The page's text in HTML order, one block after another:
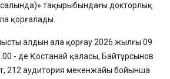
тақырыбындағы докторлық
қорғалады.
алдын ала қорғау 2026 жылғы 09
- де Қостанай қаласы, Байтұрсынов
212 аудитория мекенжайы бойынша